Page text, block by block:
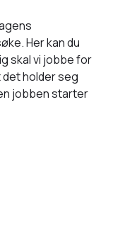
Her kan du
skal vi jobbe for
holder seg
jobben starter